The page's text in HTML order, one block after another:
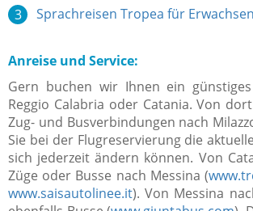
Sprachreisen Tropea für
Anreise und Service:
Gern buchen wir Ihnen ein
Reggio Calabria oder Catania. Von
Zug- und Busverbindungen nach
Sie bei der Flugreservierung die
sich jederzeit ändern können. Von
Züge oder Busse nach Messina (
www.saisautolinee.it). Von Messina